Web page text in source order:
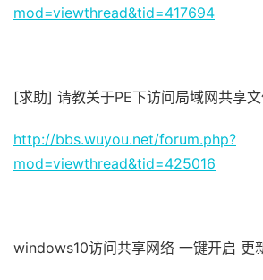
mod=viewthread&tid=417694
[求助] 请教关于PE下访问局域网共享
http://bbs.wuyou.net/forum.php?
mod=viewthread&tid=425016
windows10访问共享网络 一键开启 更